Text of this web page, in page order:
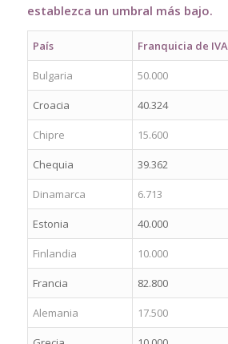
establezca un umbral más bajo.
País Franquicia de
Bulgaria 50.000
Croacia 40.324
Chipre 15.600
Chequia 39.362
Dinamarca 6.713
Estonia 40.000
Finlandia 10.000
Francia 82.800
Alemania 17.500